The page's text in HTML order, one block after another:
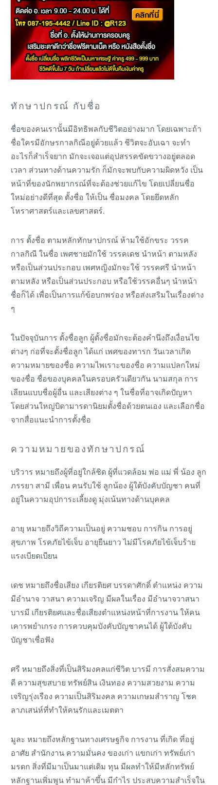
ทักษาปกรณ์ กับชื่อ
ชื่อของคนเรานั้นมีอิทธิพลกับชีวิตอย่างมาก โดยเฉพาะถ้า
ชื่อใครมีอักษรกาลกิณีอยู่ด้วยแล้ว ชีวิตจะอับเฉา จะทำ
อะไรก็สำเร็จยาก มักจะเจอแต่อุปสรรคขัดขวางอยู่ตลอด
เวลา ส่วนทางด้านความรัก ก็มักจะพบกับความผิดหวัง เป็น
หน้าที่ของนักพยากรณ์ที่จะต้องช่วยแก้ไข โดยเปลี่ยนชื่อ
ใหม่อย่างดีที่สุด ตั้งชื่อ ให้เป็น ชื่อมงคล โดยยึดหลัก
โหราศาสตร์และเลขศาสตร์.
การ ตั้งชื่อ ตามหลักทักษาปกรณ์ ห้ามใช้อักขระ วรรค
กาลกิณี ในชื่อ เพศชายมักใช้ วรรคเดช นำหน้า ตามหลัง
หรือเป็นส่วนประกอบ เพศหญิงมักจะใช้ วรรคศรี นำหน้า
ตามหลัง หรือเป็นส่วนประกอบ หรือใช้วรรคอื่นๆ นำหน้า
ชื่อก็ได้ เพื่อเป็นการแก้ข้อบกพร่อง หรือส่งเสริมในเรื่องต่าง
ๆ
ในปัจจุบันการ ตั้งชื่อลูก ผู้ตั้งชื่อมักจะต้องคำนึงถึงเงื่อนไข
ต่างๆ ก่อที่จะตั้งชื่อลูก ได้แก่ เพศของทารก วันเวลาเกิด
ความหมายของชื่อ ความไพเราะของชื่อ ความแปลกใหม่
ของชื่อ ชื่อของบุคคลในครอบครัวเดียวกัน นามสกุล การ
เลียนแบบชื่อผู้อื่น และเสียงต่าง ๆ ในชื่อที่อาจเกิดปัญหา
โดยส่วนใหญ่บิดามารดานิยมตั้งชื่อด้วยตนเอง และเลือกชื่อ
จากสื่อแนะนำการตั้งชื่อ
ความหมายของทักษาปกรณ์
บริวาร หมายถึงผู้ที่อยู่ใกล้ชิด ผู้ที่แวดล้อม พ่อ แม่ พี่ น้อง ลูก
ภรรยา สามี เพื่อน คนรับใช้ ลูกน้อง ผู้ใต้บังคับบัญชา คนที่
อยู่ในความอุปการะเลี้ยงดู มุ่งเน้นทางด้านบุคคล
อายุ หมายถึงวิถีความเป็นอยู่ ความชอบ การกิน การอยู่
สุขภาพ โรคภัยไข้เจ็บ อายุยืนยาว ไม่มีโรคภัยไข้เจ็บร้าย
แรงเบียดเบียน
เดช หมายถึงชื่อเสียง เกียรติยศ บรรดาศักดิ์ ตำแหน่ง ความ
มีอำนาจ วาสนา ความเจริญ มีผลในเรื่อง มีอำนาจวาสนา
บารมี เกียรติยศและชื่อเสียงตำแหน่งหน้าที่การงาน ให้คน
เคารพยำเกรง การควบคุมบังคับบัญชาคนได้ ผู้ใต้บังคับ
บัญชาเชื่อฟัง
ศรี หมายถึงสิ่งที่เป็นสิริมงคลแก่ชีวิต บารมี การสั่งสมความ
ดี ความสุขสบาย ทรัพย์สิน เงินทอง ความสวยงาม ความ
เจริญรุ่งเรือง ความเป็นสิริมงคล ความเกษมสำราญ โชค
ลาภเสน่ห์ที่ทำให้คนรักและเมตตา
มูละ หมายถึงหลักฐานทางเศรษฐกิจ การงาน ที่เกิด ที่อยู่
อาศัย สำนักงาน ความมั่นคง ของเก่า แขกเก่า ทรัพย์เก่า
มรดก สิ่งที่มีมาเป็นมาแต่เดิม ทุน มีผลทำให้มีหลักทรัพย์
หลักฐานเพิ่มพูน ทำมาค้าขึ้น มีกำไร ประสบความสำเร็จใน